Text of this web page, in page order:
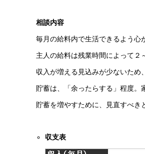
相談内容
毎月の給料内で生活できるよう心
主人の給料は残業時間によって２
収入が増える見込みが少ないため
貯蓄は、「余ったらする」程度。
貯蓄を増やすために、見直すべき
収支表